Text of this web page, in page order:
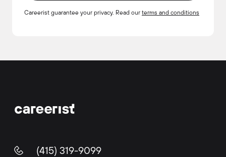
Careerist guarantee your privacy. Read our terms and conditions
(415) 319-9099